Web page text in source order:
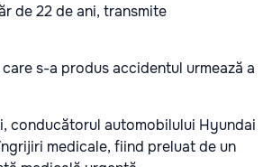
de 22 de ani, transmite
s-a produs accidentul urmează a
conducătorul automobilului Hyundai
medicale, fiind preluat de un